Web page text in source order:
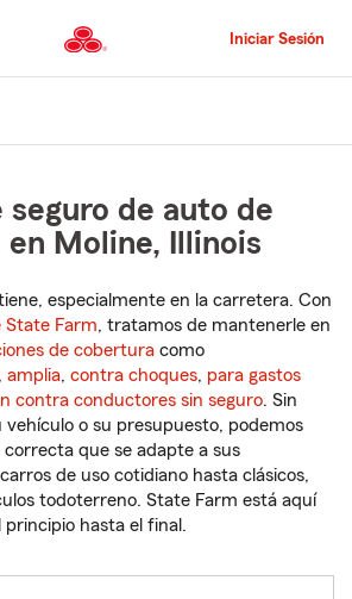
al
contenido
principal
Iniciar Sesión
seguro de auto de
Moline, Illinois
especialmente en la carretera. Con
State Farm, tratamos de mantenerle en
de cobertura como
, amplia, contra choques, para gastos
contra conductores sin seguro. Sin
o su presupuesto, podemos
que se adapte a sus
de uso cotidiano hasta clásicos,
todoterreno. State Farm está aquí
principio hasta el final.